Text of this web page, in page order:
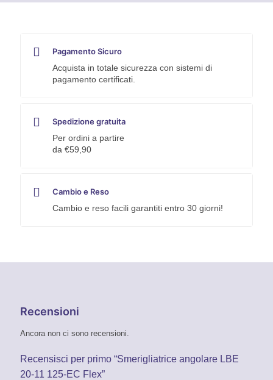
Pagamento Sicuro
Acquista in totale sicurezza con sistemi di
pagamento certificati.
Spedizione gratuita
Per ordini a partire
da €59,90
Cambio e Reso
Cambio e reso facili garantiti entro 30 giorni!
Recensioni
Ancora non ci sono recensioni.
Recensisci per primo “Smerigliatrice angolare LBE
20-11 125-EC Flex”